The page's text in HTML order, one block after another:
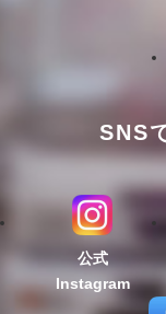
SNS
公式
Instagram